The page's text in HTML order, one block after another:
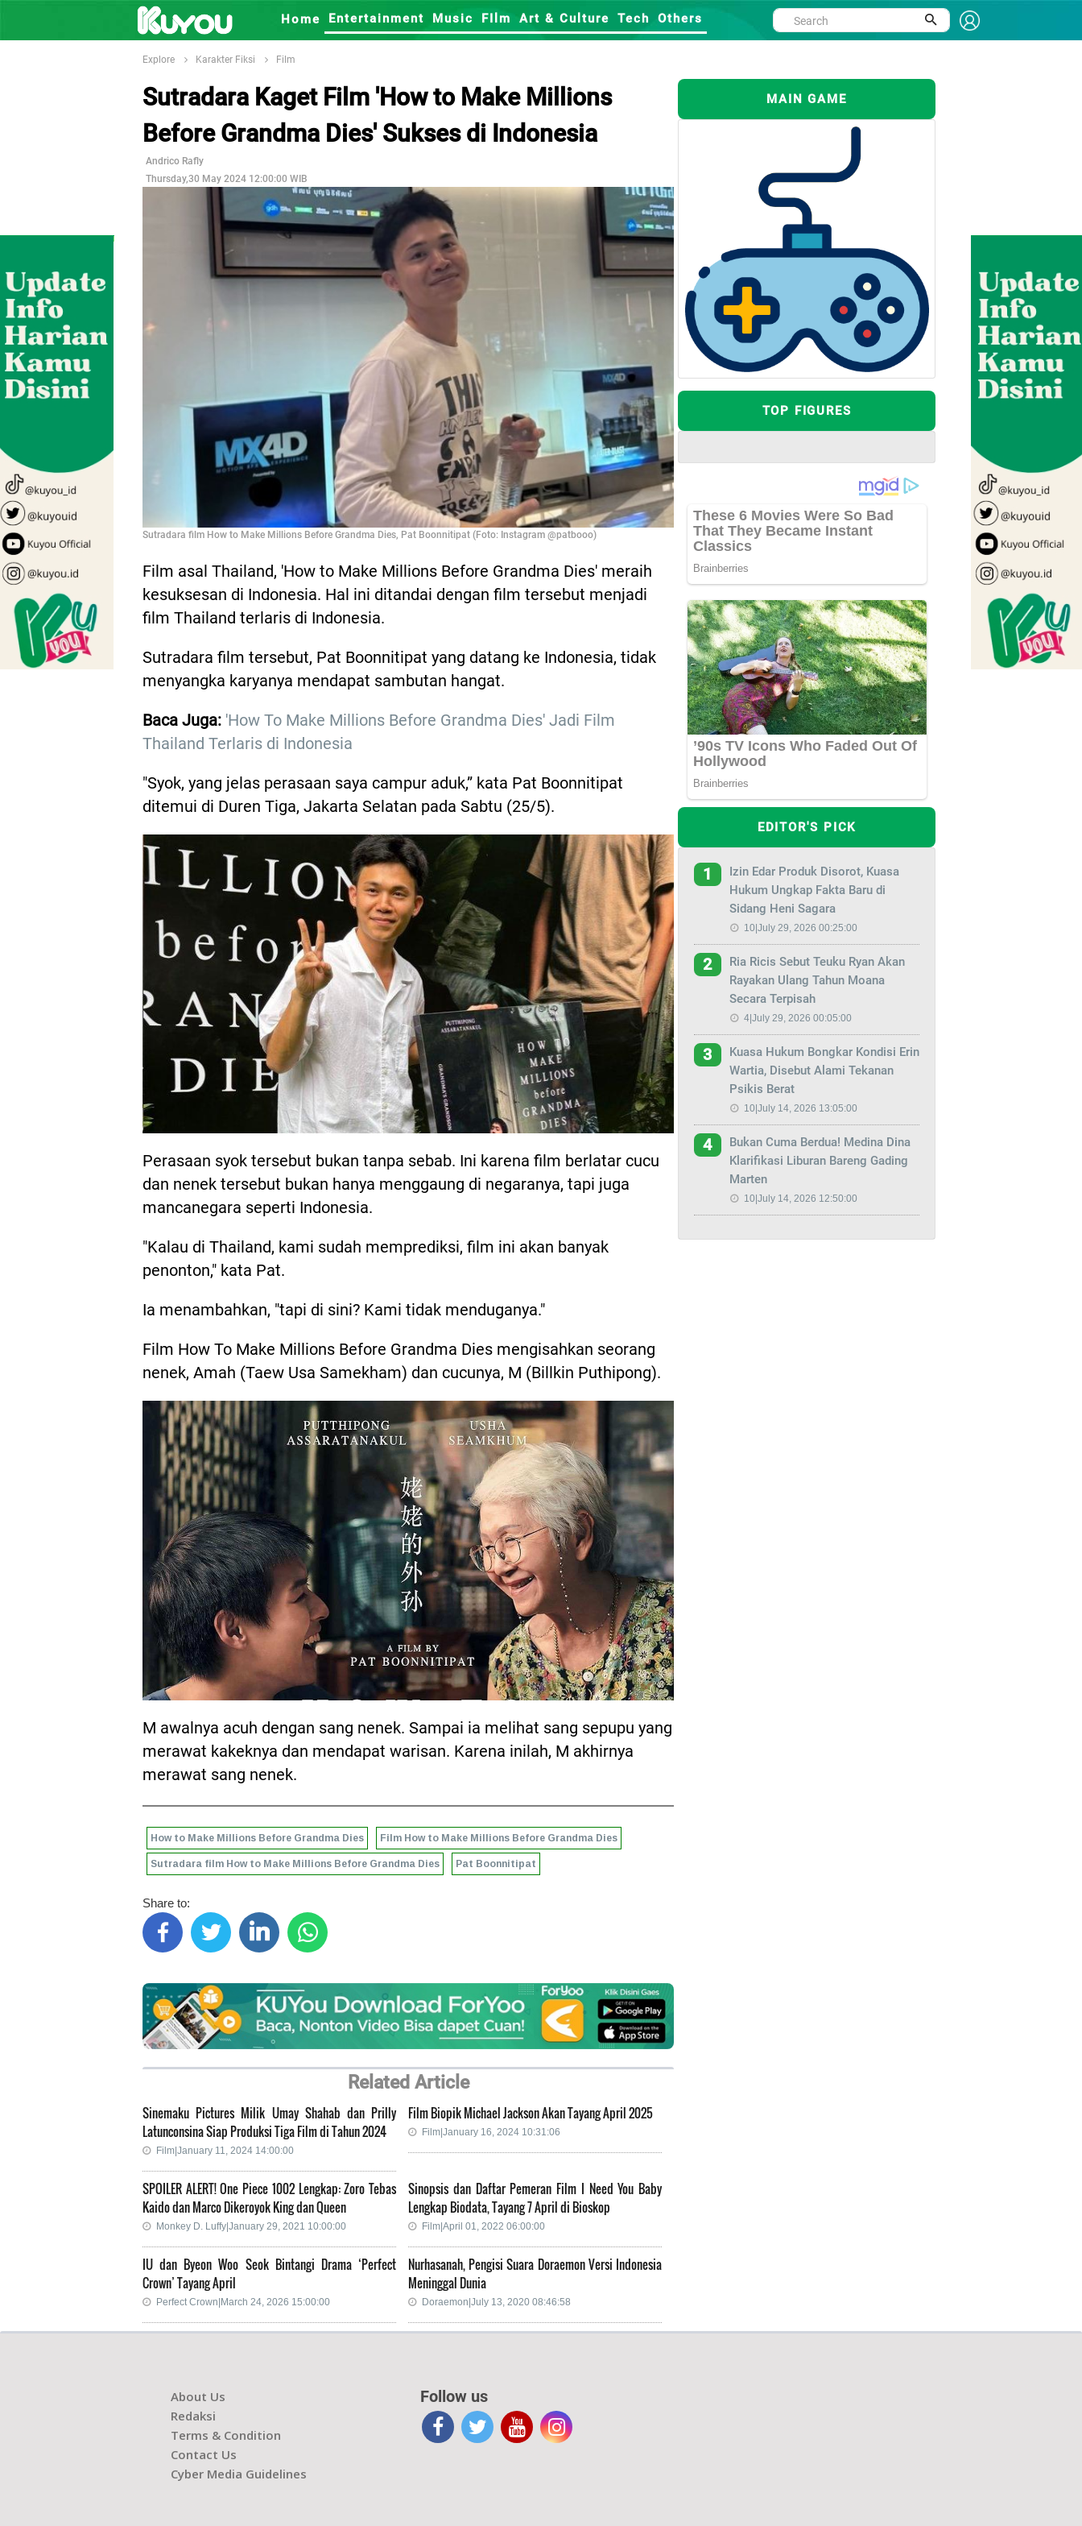
Home Entertainment Music FIlm Art & Culture Tech Others
Explore Karakter Fiksi Film
Sutradara Kaget Film 'How to Make Millions
Before Grandma Dies' Sukses di Indonesia
Andrico Rafly
Thursday,30 May 2024 12:00:00 WIB
Sutradara film How to Make Millions Before Grandma Dies, Pat Boonnitipat (Foto: Instagram @patbooo)
Film asal Thailand, 'How to Make Millions Before Grandma Dies' meraih
kesuksesan di Indonesia. Hal ini ditandai dengan film tersebut menjadi
film Thailand terlaris di Indonesia.
Sutradara film tersebut, Pat Boonnitipat yang datang ke Indonesia, tidak
menyangka karyanya mendapat sambutan hangat.
Baca Juga: 'How To Make Millions Before Grandma Dies' Jadi Film
Thailand Terlaris di Indonesia
"Syok, yang jelas perasaan saya campur aduk,” kata Pat Boonnitipat
ditemui di Duren Tiga, Jakarta Selatan pada Sabtu (25/5).
Perasaan syok tersebut bukan tanpa sebab. Ini karena film berlatar cucu
dan nenek tersebut bukan hanya menggaung di negaranya, tapi juga
mancanegara seperti Indonesia.
"Kalau di Thailand, kami sudah memprediksi, film ini akan banyak
penonton," kata Pat.
Ia menambahkan, "tapi di sini? Kami tidak menduganya."
Film How To Make Millions Before Grandma Dies mengisahkan seorang
nenek, Amah (Taew Usa Samekham) dan cucunya, M (Billkin Puthipong).
M awalnya acuh dengan sang nenek. Sampai ia melihat sang sepupu yang
merawat kakeknya dan mendapat warisan. Karena inilah, M akhirnya
merawat sang nenek.
How to Make Millions Before Grandma Dies Film How to Make Millions Before Grandma Dies
Sutradara film How to Make Millions Before Grandma Dies Pat Boonnitipat
Share to:
Related Article
Sinemaku Pictures Milik Umay Shahab dan Prilly
Latunconsina Siap Produksi Tiga Film di Tahun 2024
Film|January 11, 2024 14:00:00
Film Biopik Michael Jackson Akan Tayang April 2025
Film|January 16, 2024 10:31:06
SPOILER ALERT! One Piece 1002 Lengkap: Zoro Tebas
Kaido dan Marco Dikeroyok King dan Queen
Monkey D. Luffy|January 29, 2021 10:00:00
Sinopsis dan Daftar Pemeran Film I Need You Baby
Lengkap Biodata, Tayang 7 April di Bioskop
Film|April 01, 2022 06:00:00
IU dan Byeon Woo Seok Bintangi Drama ‘Perfect
Crown’ Tayang April
Perfect Crown|March 24, 2026 15:00:00
Nurhasanah, Pengisi Suara Doraemon Versi Indonesia
Meninggal Dunia
Doraemon|July 13, 2020 08:46:58
MAIN GAME
TOP FIGURES
EDITOR'S PICK
1
Izin Edar Produk Disorot, Kuasa
Hukum Ungkap Fakta Baru di
Sidang Heni Sagara
10|July 29, 2026 00:25:00
2
Ria Ricis Sebut Teuku Ryan Akan
Rayakan Ulang Tahun Moana
Secara Terpisah
4|July 29, 2026 00:05:00
3
Kuasa Hukum Bongkar Kondisi Erin
Wartia, Disebut Alami Tekanan
Psikis Berat
10|July 14, 2026 13:05:00
4
Bukan Cuma Berdua! Medina Dina
Klarifikasi Liburan Bareng Gading
Marten
10|July 14, 2026 12:50:00
About Us
Redaksi
Terms & Condition
Contact Us
Cyber Media Guidelines
Follow us